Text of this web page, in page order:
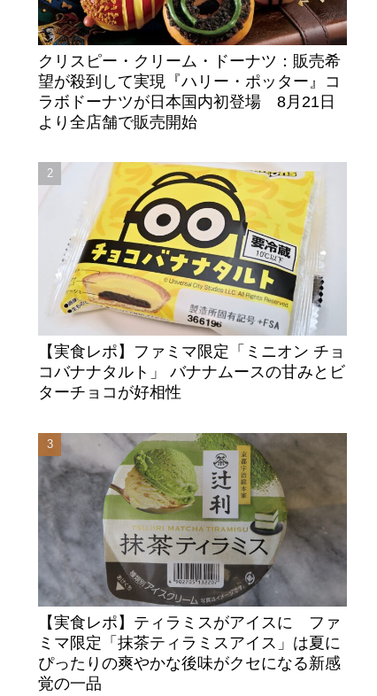
クリスピー・クリーム・ドーナツ：販売希
望が殺到して実現『ハリー・ポッター』コ
ラボドーナツが日本国内初登場 8月21日
より全店舗で販売開始
【実食レポ】ファミマ限定「ミニオン チョ
コバナナタルト」 バナナムースの甘みとビ
ターチョコが好相性
【実食レポ】ティラミスがアイスに ファ
ミマ限定「抹茶ティラミスアイス」は夏に
ぴったりの爽やかな後味がクセになる新感
覚の一品